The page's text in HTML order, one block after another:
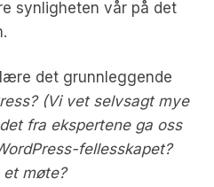
synligheten vår på det
det grunnleggende
(Vi vet selvsagt mye
fra ekspertene ga oss
fellesskapet?
et møte?